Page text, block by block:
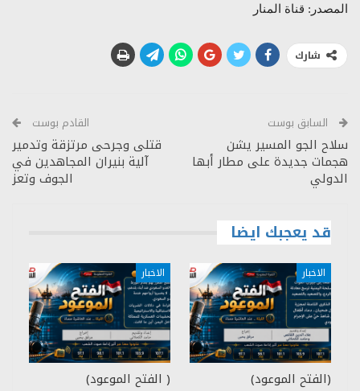
المصدر: قناة المنار
شارك
السابق بوست
سلاح الجو المسير يشن
هجمات جديدة على مطار أبها
الدولي
القادم بوست
قتلى وجرحى مرتزقة وتدمير
آلية بنيران المجاهدين في
الجوف وتعز
قد يعجبك ايضا
الاخبار
(الفتح الموعود)
الاخبار
( الفتح الموعود)